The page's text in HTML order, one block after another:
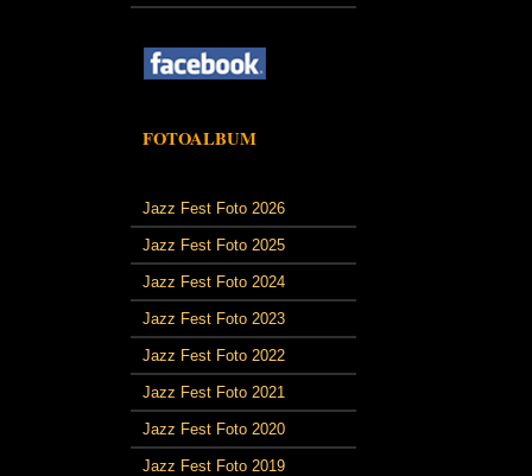
FOTOALBUM
Jazz Fest Foto 2026
Jazz Fest Foto 2025
Jazz Fest Foto 2024
Jazz Fest Foto 2023
Jazz Fest Foto 2022
Jazz Fest Foto 2021
Jazz Fest Foto 2020
Jazz Fest Foto 2019